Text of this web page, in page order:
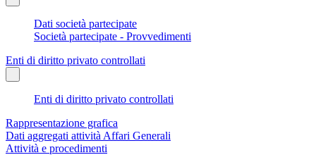
Dati società partecipate
Società partecipate - Provvedimenti
Enti di diritto privato controllati
Enti di diritto privato controllati
Rappresentazione grafica
Dati aggregati attività Affari Generali
Attività e procedimenti